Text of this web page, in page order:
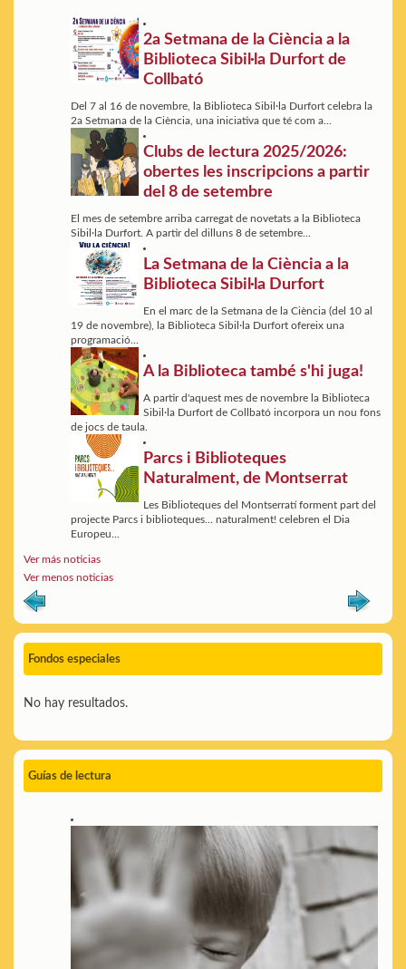
2a Setmana de la Ciència a la
Biblioteca Sibil·la Durfort de
Collbató
Del 7 al 16 de novembre, la Biblioteca Sibil·la Durfort celebra la
2a Setmana de la Ciència, una iniciativa que té com a...
Clubs de lectura 2025/2026:
obertes les inscripcions a partir
del 8 de setembre
El mes de setembre arriba carregat de novetats a la Biblioteca
Sibil·la Durfort. A partir del dilluns 8 de setembre...
La Setmana de la Ciència a la
Biblioteca Sibil·la Durfort
En el marc de la Setmana de la Ciència (del 10 al
19 de novembre), la Biblioteca Sibil·la Durfort ofereix una
programació...
A la Biblioteca també s'hi juga!
A partir d'aquest mes de novembre la Biblioteca
Sibil·la Durfort de Collbató incorpora un nou fons
de jocs de taula.
Parcs i Biblioteques
Naturalment, de Montserrat
Les Biblioteques del Montserratí forment part del
projecte Parcs i biblioteques... naturalment! celebren el Dia
Europeu...
Ver más noticias
Ver menos noticias
Fondos especiales
No hay resultados.
Guías de lectura